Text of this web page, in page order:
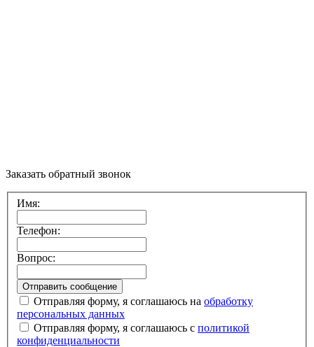
Заказать обратный звонок
Имя:
Телефон:
Вопрос:
Отправляя форму, я соглашаюсь на обработку
персональных данных
Отправляя форму, я соглашаюсь с политикой
конфиденциальности